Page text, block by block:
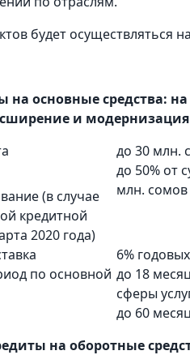
будет осуществляться
на основные средства:
и модернизация
до 30 млн.
(в случае
кредитной
2020 года)
до 50% от
млн. сомов
6% годовых
по основной до 18
сферы
до 60
на оборотные